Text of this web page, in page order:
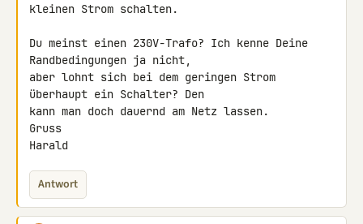
kleinen Strom schalten.
Du meinst einen 230V-Trafo? Ich kenne Deine
Randbedingungen ja nicht,
aber lohnt sich bei dem geringen Strom
überhaupt ein Schalter? Den
kann man doch dauernd am Netz lassen.
Gruss
Harald
Antwort